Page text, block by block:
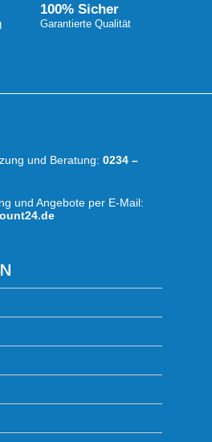
100% Sicher
Garantierte Qualität
und Beratung: 0234 –
und Angebote per E-Mail: